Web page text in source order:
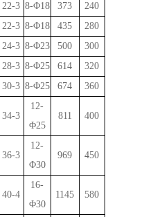
22-3 8-Φ18 373
240
22-3 8-Φ18 435
280
24-3 8-Φ23 500
300
28-3 8-Φ25 614
320
30-3 8-Φ25 674 360
34-3
12-
Φ25
811 400
36-3
12-
Φ30
969 450
40-4
16-
Φ30
1145 580